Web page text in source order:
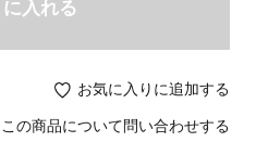
入れる
お気に入りに追加する
この商品について問い合わせする